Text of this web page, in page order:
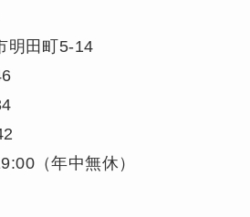
田町5-14
（年中無休）